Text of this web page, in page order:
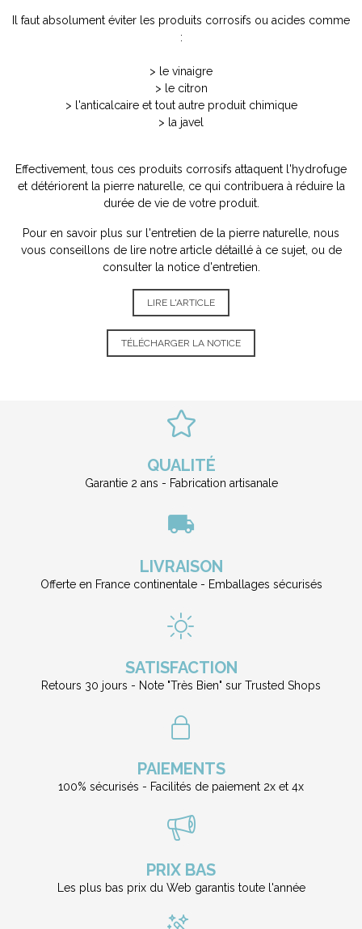
Il faut absolument éviter les produits corrosifs ou acides comme
:
> le vinaigre
> le citron
> l'anticalcaire et tout autre produit chimique
> la javel
Effectivement, tous ces produits corrosifs attaquent l'hydrofuge
et détériorent la pierre naturelle, ce qui contribuera à réduire la
durée de vie de votre produit.
Pour en savoir plus sur l'entretien de la pierre naturelle, nous
vous conseillons de lire notre article détaillé à ce sujet, ou de
consulter la notice d'entretien.
LIRE L'ARTICLE
TÉLÉCHARGER LA NOTICE
QUALITÉ
Garantie 2 ans - Fabrication artisanale
LIVRAISON
Offerte en France continentale - Emballages sécurisés
SATISFACTION
Retours 30 jours - Note "Très Bien" sur Trusted Shops
PAIEMENTS
100% sécurisés - Facilités de paiement 2x et 4x
PRIX BAS
Les plus bas prix du Web garantis toute l'année